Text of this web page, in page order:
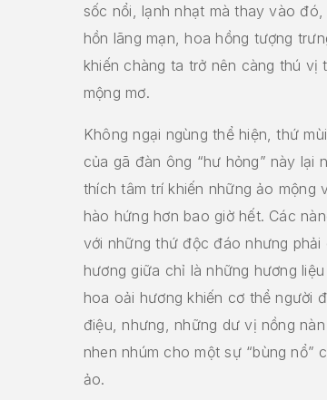
sốc nổi, lạnh nhạt mà thay vào đó,
hồn lãng mạn, hoa hồng tượng
khiến chàng ta trở nên càng thú vị
mộng mơ.
Không ngại ngùng thể hiện, thứ
của gã đàn ông “hư hỏng” này lại
thích tâm trí khiến những ảo mộng
hào hứng hơn bao giờ hết. Các
với những thứ độc đáo nhưng phải
hương giữa chỉ là những hương
hoa oải hương khiến cơ thể người
điệu, nhưng, những dư vị nồng
nhen nhúm cho một sự “bùng nổ”
ảo.